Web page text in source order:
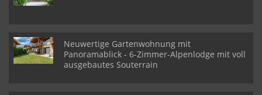
Neuwertige Gartenwohnung mit
Panoramablick - 6-Zimmer-Alpenlodge mit voll
ausgebautes Souterrain